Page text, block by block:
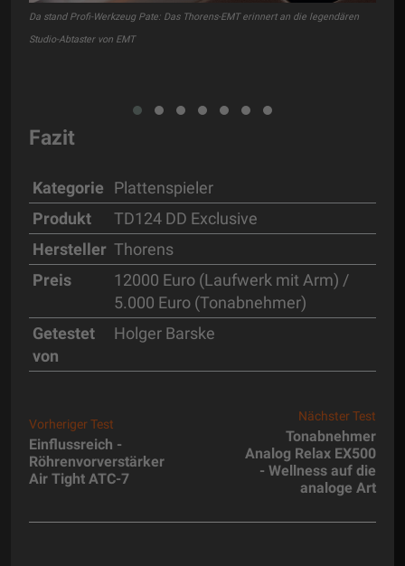
Da stand Profi-Werkzeug Pate: Das Thorens-EMT erinnert an die legendären
Studio-Abtaster von EMT
Fazit
Kategorie
Plattenspieler
Produkt
TD124 DD Exclusive
Hersteller Thorens
Preis
12000 Euro (Laufwerk mit Arm) /
5.000 Euro (Tonabnehmer)
Getestet
von
Holger Barske
Vorheriger Test
Einflussreich -
Röhrenvorverstärker
Air Tight ATC-7
Nächster Test
Tonabnehmer
Analog Relax EX500
- Wellness auf die
analoge Art